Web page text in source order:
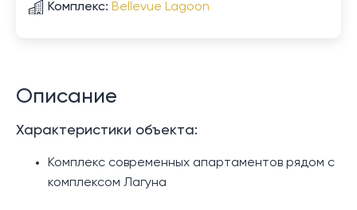
Комплекс: Bellevue Lagoon
Описание
Характеристики объекта:
Комплекс современных апартаментов рядом с
комплексом Лагуна